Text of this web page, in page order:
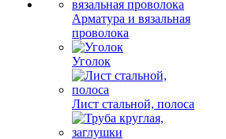
Арматура и вязальная
проволока
Уголок
Лист стальной, полоса